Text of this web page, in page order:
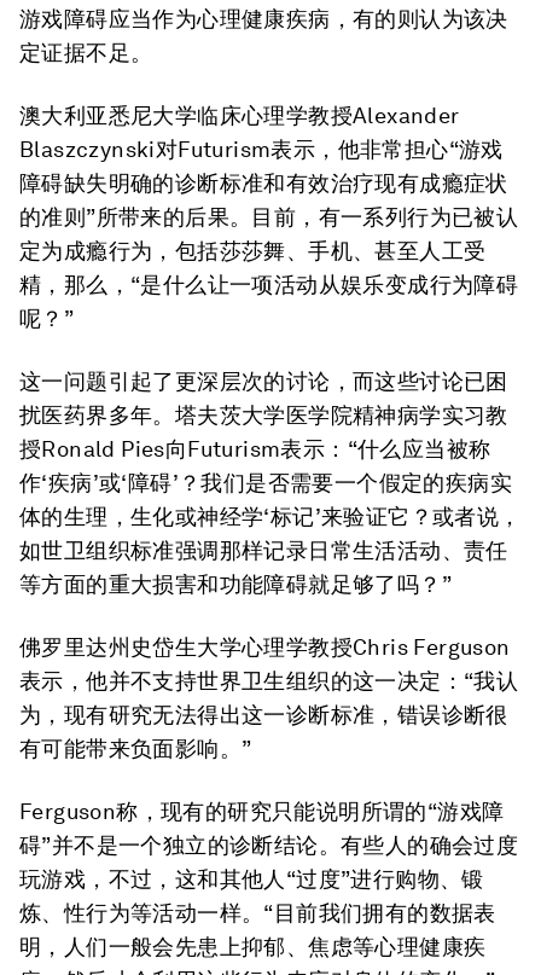
游戏障碍应当作为心理健康疾病，有的则认为该决
定证据不足。
澳大利亚悉尼大学临床心理学教授Alexander
Blaszczynski对Futurism表示，他非常担心“游戏
障碍缺失明确的诊断标准和有效治疗现有成瘾症状
的准则”所带来的后果。目前，有一系列行为已被认
定为成瘾行为，包括莎莎舞、手机、甚至人工受
精，那么，“是什么让一项活动从娱乐变成行为障碍
呢？”
这一问题引起了更深层次的讨论，而这些讨论已困
扰医药界多年。塔夫茨大学医学院精神病学实习教
授Ronald Pies向Futurism表示：“什么应当被称
作‘疾病’或‘障碍’？我们是否需要一个假定的疾病实
体的生理，生化或神经学‘标记’来验证它？或者说，
如世卫组织标准强调那样记录日常生活活动、责任
等方面的重大损害和功能障碍就足够了吗？”
佛罗里达州史岱生大学心理学教授Chris Ferguson
表示，他并不支持世界卫生组织的这一决定：“我认
为，现有研究无法得出这一诊断标准，错误诊断很
有可能带来负面影响。”
Ferguson称，现有的研究只能说明所谓的“游戏障
碍”并不是一个独立的诊断结论。有些人的确会过度
玩游戏，不过，这和其他人“过度”进行购物、锻
炼、性行为等活动一样。“目前我们拥有的数据表
明，人们一般会先患上抑郁、焦虑等心理健康疾